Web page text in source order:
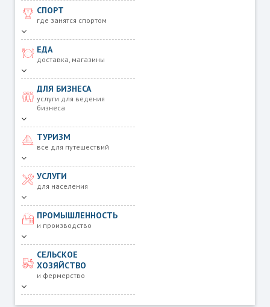
СПОРТ
где занятся спортом
ЕДА
доставка, магазины
ДЛЯ БИЗНЕСА
услуги для ведения
бизнеса
ТУРИЗМ
все для путешествий
УСЛУГИ
для населения
ПРОМЫШЛЕННОСТЬ
и производство
СЕЛЬСКОЕ
ХОЗЯЙСТВО
и фермерство